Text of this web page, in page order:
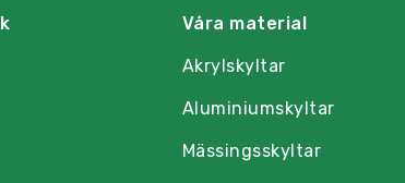
Våra material
Akrylskyltar
Aluminiumskyltar
Mässingsskyltar